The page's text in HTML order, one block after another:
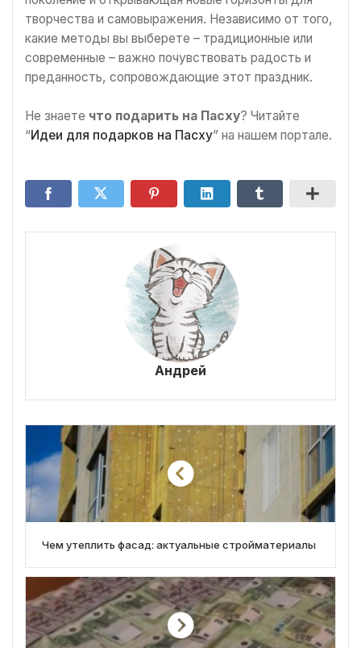
творчества и самовыражения. Независимо от того,
какие методы вы выберете – традиционные или
современные – важно почувствовать радость и
преданность, сопровождающие этот праздник.
Не знаете что подарить на Пасху? Читайте
“Идеи для подарков на Пасху” на нашем портале.
Андрей
Чем утеплить фасад: актуальные стройматериалы